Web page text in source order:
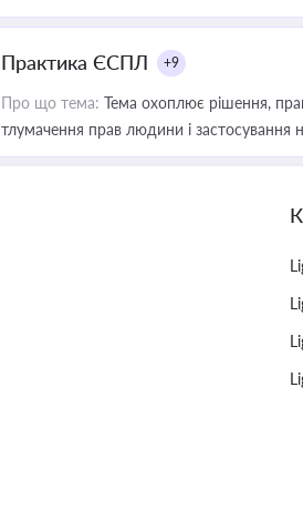
Практика ЄСПЛ +9
Про що тема: Тема охоплює рішення,
тлумачення прав людини і застосування